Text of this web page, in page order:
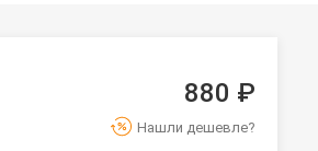
880 ₽
Нашли дешевле?